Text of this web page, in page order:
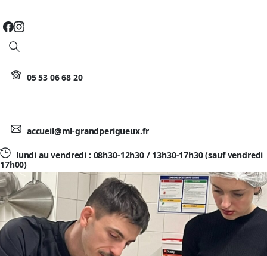
Search
05 53 06 68 20
accueil@ml-grandperigueux.fr
lundi au vendredi : 08h30-12h30 / 13h30-17h30 (sauf vendredi
17h00)
Une expérience culinaire enrichissante
avec l’AFAC 24